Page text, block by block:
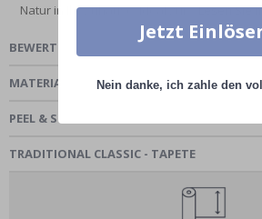
Natur in Ihr Zuhause. Ideal zur...Lesen Sie
BEWERTUNGEN
MATERIAL WÄHLEN
PEEL & STICK - SELBSTKLEBENDE TAPETE
TRADITIONAL CLASSIC - TAPETE
Jetzt
Nein danke, ich zahle den